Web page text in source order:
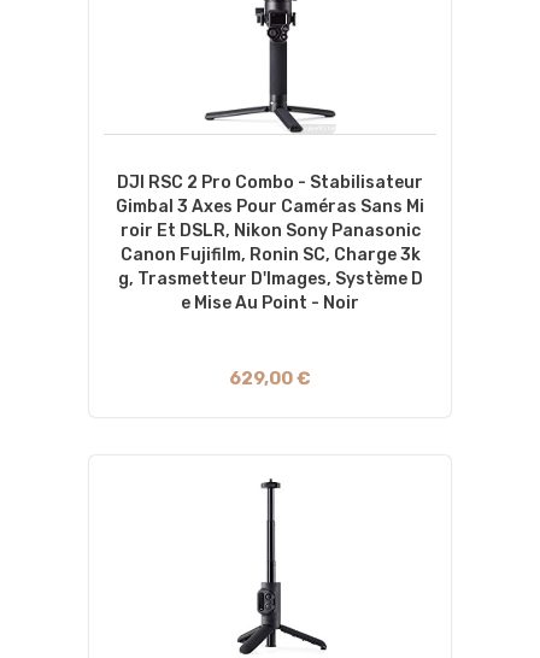
DJI RSC 2 Pro Combo - Stabilisateur
Gimbal 3 Axes Pour Caméras Sans Mi
Roir Et DSLR, Nikon Sony Panasonic
Canon Fujifilm, Ronin SC, Charge 3k
G, Trasmetteur D'Images, Système D
E Mise Au Point - Noir
629,00 €